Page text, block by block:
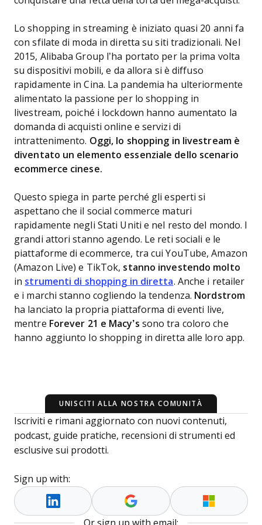
Lo shopping in streaming è iniziato quasi 20 anni fa
con sfilate di moda in diretta su siti tradizionali. Nel
2015, Alibaba Group l’ha portato per la prima volta
su dispositivi mobili, e da allora si è diffuso
rapidamente in Cina. La pandemia ha ulteriormente
alimentato la passione per lo shopping in
livestream, poiché i lockdown hanno aumentato la
domanda di acquisti online e servizi di
intrattenimento. Oggi, lo shopping in livestream è
diventato un elemento essenziale dello scenario
ecommerce cinese.
Questo spiega in parte perché gli esperti si
aspettano che il social commerce maturi
rapidamente negli Stati Uniti e nel resto del mondo. I
grandi attori stanno agendo. Le reti sociali e le
piattaforme di ecommerce, tra cui YouTube, Amazon
(Amazon Live) e TikTok, stanno investendo molto
in strumenti di shopping in diretta. Anche i retailer
e i marchi stanno cogliendo la tendenza. Nordstrom
ha lanciato la propria piattaforma di eventi live,
mentre Forever 21 e Macy’s sono tra coloro che
hanno aggiunto lo shopping in diretta alle loro app.
UNISCITI ALLA NOSTRA COMUNITÀ
Iscriviti e rimani aggiornato con nuovi contenuti,
podcast, guide pratiche, recensioni di strumenti ed
esclusive sui prodotti.
Sign up with:
Or sign up with email: